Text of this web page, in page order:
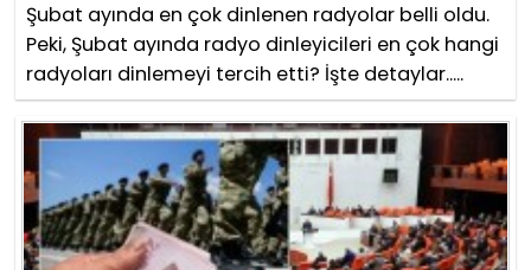
Şubat ayında en çok dinlenen radyolar belli oldu.
Peki, Şubat ayında radyo dinleyicileri en çok hangi
radyoları dinlemeyi tercih etti? İşte detaylar.....